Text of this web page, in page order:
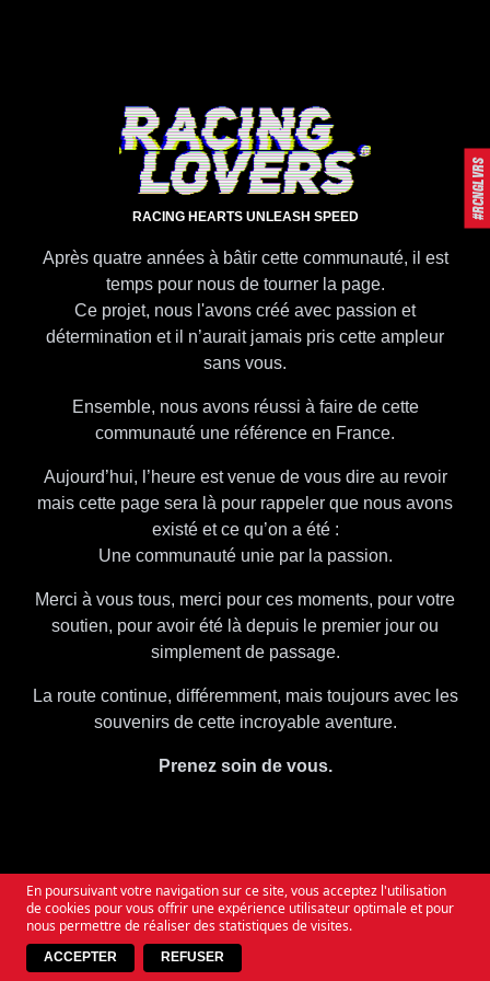
#RCNGLVRS
RACING HEARTS UNLEASH SPEED
Après quatre années à bâtir cette communauté, il est
temps pour nous de tourner la page.
Ce projet, nous l'avons créé avec passion et
détermination et il n’aurait jamais pris cette ampleur
sans vous.
Ensemble, nous avons réussi à faire de cette
communauté une référence en France.
Aujourd’hui, l’heure est venue de vous dire au revoir
mais cette page sera là pour rappeler que nous avons
existé et ce qu’on a été :
Une communauté unie par la passion.
Merci à vous tous, merci pour ces moments, pour votre
soutien, pour avoir été là depuis le premier jour ou
simplement de passage.
La route continue, différemment, mais toujours avec les
souvenirs de cette incroyable aventure.
Prenez soin de vous.
En poursuivant votre navigation sur ce site, vous acceptez l'utilisation
de cookies pour vous offrir une expérience utilisateur optimale et pour
nous permettre de réaliser des statistiques de visites.
ACCEPTER REFUSER